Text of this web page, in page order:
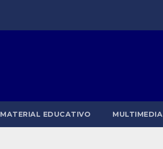
MATERIAL EDUCATIVO MULTIMEDIA